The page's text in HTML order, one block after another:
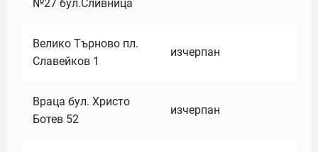
№27 бул.Сливница
Велико Търново пл.
Славейков 1
изчерпан
Враца бул. Христо
Ботев 52
изчерпан